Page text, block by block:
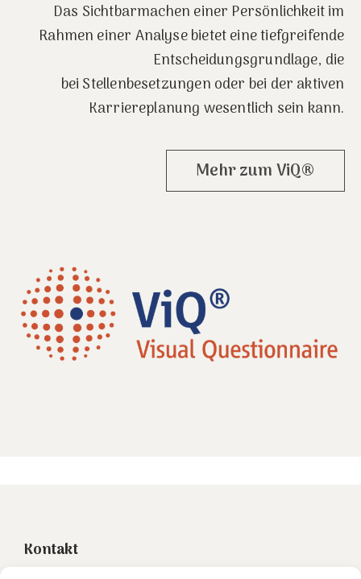
Das Sichtbarmachen einer Persönlichkeit im
Rahmen einer Analyse bietet eine tiefgreifende
Entscheidungsgrundlage, die
bei Stellenbesetzungen oder bei der aktiven
Karriereplanung wesentlich sein kann.
Mehr zum ViQ®
Kontakt